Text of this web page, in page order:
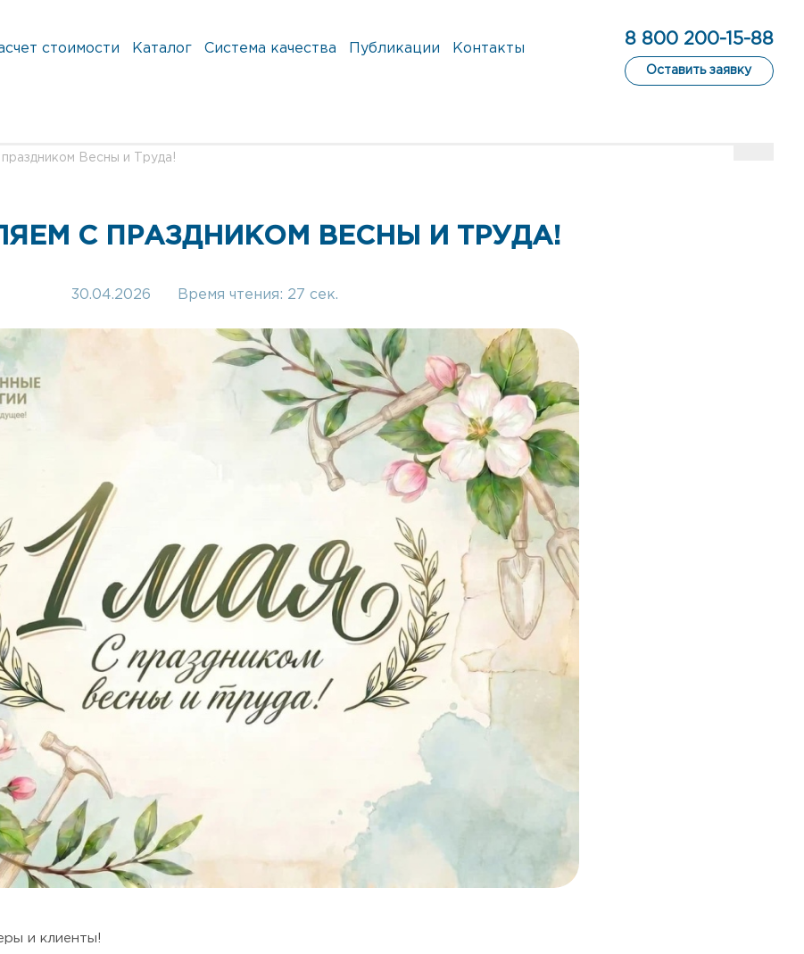
стоимости Каталог Система качества Публикации Контакты
8 800 200-15-88
Оставить заявку
праздником Весны и Труда!
С ПРАЗДНИКОМ ВЕСНЫ И ТРУДА!
30.04.2026 Время чтения: 27 сек.
и клиенты!